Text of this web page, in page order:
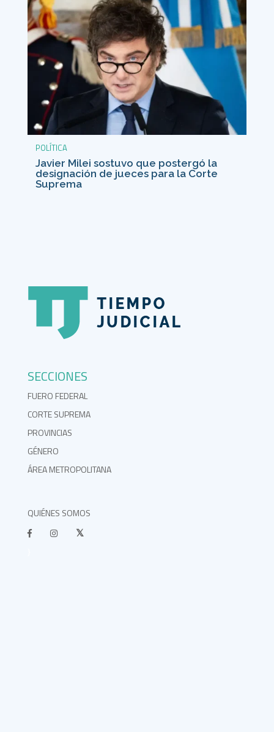
POLÍTICA
Javier Milei sostuvo que postergó la
designación de jueces para la Corte
Suprema
SECCIONES
FUERO FEDERAL
CORTE SUPREMA
PROVINCIAS
GÉNERO
ÁREA METROPOLITANA
QUIÉNES SOMOS